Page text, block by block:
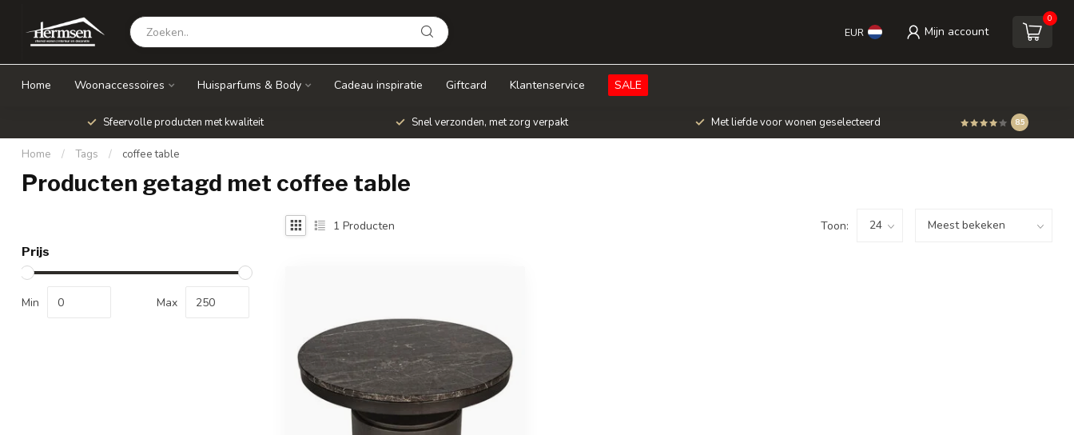
EUR Mijn account
0
Home Woonaccessoires Huisparfums & Body Cadeau inspiratie Giftcard Klantenservice SALE
Sfeervolle producten met kwaliteit Snel verzonden, met zorg verpakt Met liefde voor wonen geselecteerd 8.5
Home / Tags / coffee table
Producten getagd met coffee table
Prijs
Min Max
1 Producten Toon: